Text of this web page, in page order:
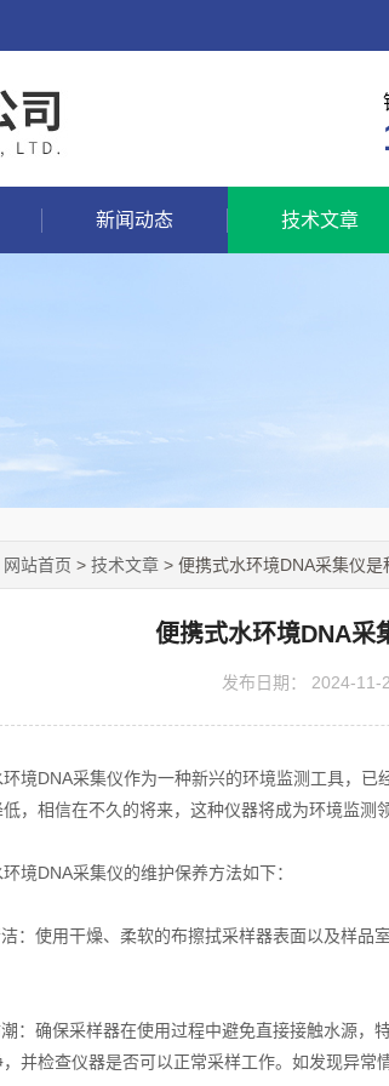
新闻动态 技术文章
网站首页 > 技术文章 > 便携式水环境DNA采集仪
便携式水环境DNA采
发布日期： 2024-11-
DNA采集仪作为一种新兴的环境监测工具，已
，相信在不久的将来，这种仪器将成为环境监测
DNA采集仪的维护保养方法如下：
使用干燥、柔软的布擦拭采样器表面以及样品
确保采样器在使用过程中避免直接接触水源，
并检查仪器是否可以正常采样工作。如发现异常